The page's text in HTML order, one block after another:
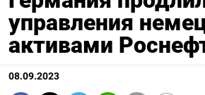
управления
активами
08.09.2023